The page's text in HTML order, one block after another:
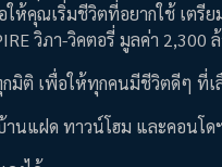
คุณเริ่มชีวิตที่อยากใช้ เตรี
วิภา-วิคตอรี่ มูลค่า 2,300
มิติ เพื่อให้ทุกคนมีชีวิตดีๆ ที่เ
านแฝด ทาวน์โฮม และคอนโ